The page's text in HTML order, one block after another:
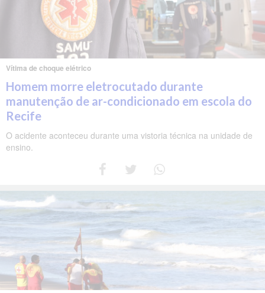
Vítima de choque elétrico
Homem morre eletrocutado durante
manutenção de ar-condicionado em escola do
Recife
O acidente aconteceu durante uma vistoria técnica na unidade de
ensino.